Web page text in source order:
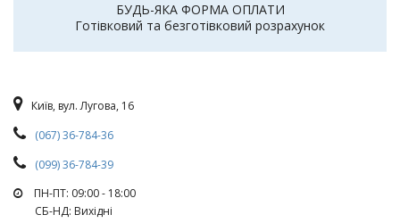
БУДЬ-ЯКА ФОРМА ОПЛАТИ
Готівковий та безготівковий розрахунок
Київ, вул. Лугова, 16
(067) 36-784-36
(099) 36-784-39
ПН-ПТ: 09:00 - 18:00
СБ-НД: Вихiднi